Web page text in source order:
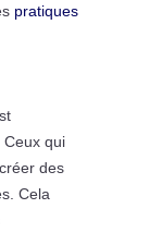
pratiques
Ceux qui
des
Cela